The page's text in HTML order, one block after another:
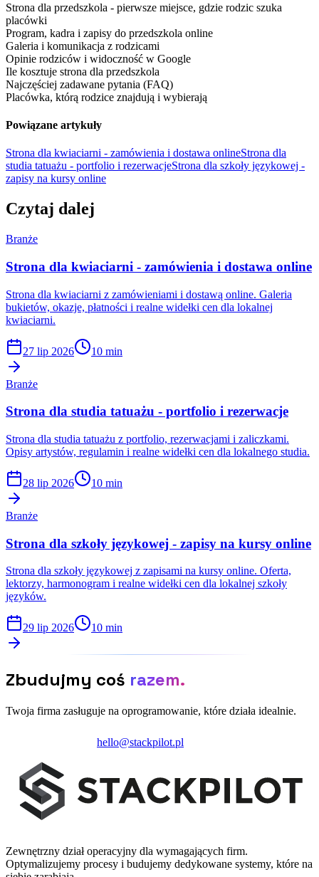
Strona dla przedszkola - pierwsze miejsce, gdzie rodzic szuka
placówki
Program, kadra i zapisy do przedszkola online
Galeria i komunikacja z rodzicami
Opinie rodziców i widoczność w Google
Ile kosztuje strona dla przedszkola
Najczęściej zadawane pytania (FAQ)
Placówka, którą rodzice znajdują i wybierają
Powiązane artykuły
Strona dla kwiaciarni - zamówienia i dostawa onlineStrona dla
studia tatuażu - portfolio i rezerwacjeStrona dla szkoły językowej -
zapisy na kursy online
Czytaj dalej
Branże
Strona dla kwiaciarni - zamówienia i dostawa online
Strona dla kwiaciarni z zamówieniami i dostawą online. Galeria
bukietów, okazje, płatności i realne widełki cen dla lokalnej
kwiaciarni.
27 lip 2026 10 min
Branże
Strona dla studia tatuażu - portfolio i rezerwacje
Strona dla studia tatuażu z portfolio, rezerwacjami i zaliczkami.
Opisy artystów, regulamin i realne widełki cen dla lokalnego studia.
28 lip 2026 10 min
Branże
Strona dla szkoły językowej - zapisy na kursy online
Strona dla szkoły językowej z zapisami na kursy online. Oferta,
lektorzy, harmonogram i realne widełki cen dla lokalnej szkoły
języków.
29 lip 2026 10 min
Zbudujmy coś razem.
Twoja firma zasługuje na oprogramowanie, które działa idealnie.
hello@stackpilot.pl
Zewnętrzny dział operacyjny dla wymagających firm.
Optymalizujemy procesy i budujemy dedykowane systemy, które na